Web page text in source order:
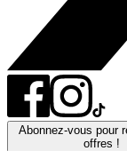
Abonnez-vous pour
offres !